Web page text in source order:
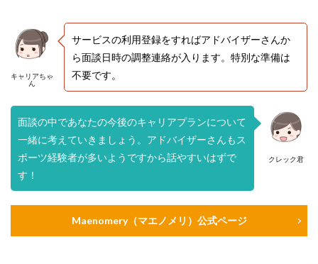
キャリアちゃ
ん
サービスの利用登録をすればアドバイザーさんか
ら面談日時の調整連絡が入ります。特別な準備は
不要です。
クレック君
面談の中であなたの今後のキャリアプランについて
一緒に考えていきましょう。アドバイザーさんもス
ポーツ経験者が多いようですから話やすいはずで
す！
Maenomery（マエノメリ）公式ページ